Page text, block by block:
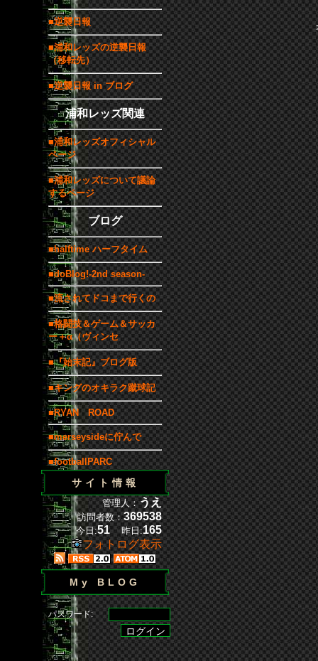
■逆襲日報
■浦和レッズの逆襲日報
（移転先）
■逆襲日報 in ブログ
浦和レッズ関連
■浦和レッズオフィシャル
ページ
■浦和レッズについて議論
するページ
ブログ
■halftime ハーフタイム
■doBlog!-2nd season-
■流されてドコまで行くの
■格闘技＆ゲーム＆サッカ
ー＋α（ヴィンセ
■『始末記』ブログ版
■キングのオキラク蹴球記
■RYAN ROAD
■merseysideに佇んで
■footballPARC
サイト情報
管理人：うえ
訪問者数：369538
今日:51 昨日:165
フォトログ表示
My BLOG
パスワード: